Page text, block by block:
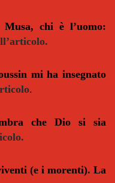
chi è l’uomo:
mi ha insegnato
.
che Dio si sia
(e i morenti). La